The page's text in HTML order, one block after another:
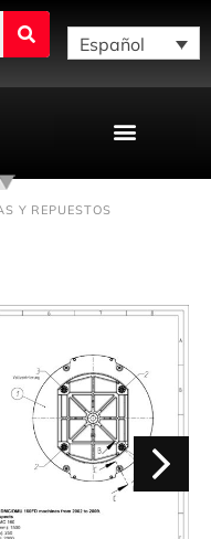
Español
Y REPUESTOS